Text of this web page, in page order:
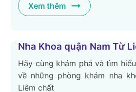
Xem thêm
Nha Khoa quận Nam Từ
Hãy cùng khám phá và tìm
về những phòng khám nha
Liêm chất